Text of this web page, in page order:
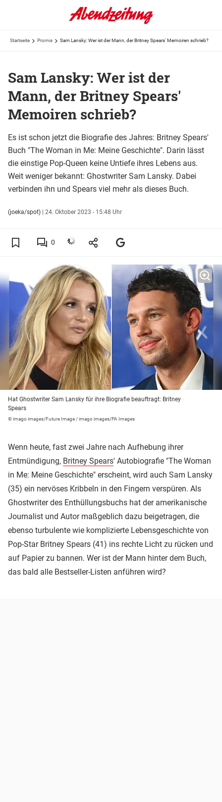
Startseite Promis Sam Lansky: Wer ist der Mann, der Britney Spears' Memoiren schrieb?
Sam Lansky: Wer ist der
Mann, der Britney Spears'
Memoiren schrieb?
Es ist schon jetzt die Biografie des Jahres: Britney Spears'
Buch "The Woman in Me: Meine Geschichte". Darin lässt
die einstige Pop-Queen keine Untiefe ihres Lebens aus.
Weit weniger bekannt: Ghostwriter Sam Lansky. Dabei
verbinden ihn und Spears viel mehr als dieses Buch.
(joeka/spot) | 24. Oktober 2023 - 15:48 Uhr
0
Hat Ghostwriter Sam Lansky für ihre Biografie beauftragt: Britney
Spears
© imago images/Future Image / imago images/PA Images
Wenn heute, fast zwei Jahre nach Aufhebung ihrer
Entmündigung, Britney Spears' Autobiografie "The Woman
in Me: Meine Geschichte" erscheint, wird auch Sam Lansky
(35) ein nervöses Kribbeln in den Fingern verspüren. Als
Ghostwriter des Enthüllungsbuchs hat der amerikanische
Journalist und Autor maßgeblich dazu beigetragen, die
ebenso turbulente wie komplizierte Lebensgeschichte von
Pop-Star Britney Spears (41) ins rechte Licht zu rücken und
auf Papier zu bannen. Wer ist der Mann hinter dem Buch,
das bald alle Bestseller-Listen anführen wird?